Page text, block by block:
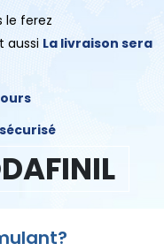
le ferez
aussi La livraison sera